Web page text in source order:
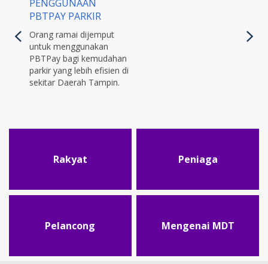
PENGGUNAAN
PBTPAY PARKIR
Orang ramai dijemput
untuk menggunakan
PBTPay bagi kemudahan
parkir yang lebih efisien di
sekitar Daerah Tampin.
Rakyat Peniaga
Pelancong Mengenai MDT